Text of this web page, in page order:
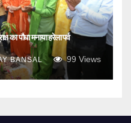
का पौधा मनाया हरेला पर्व
BANSAL 99 Views